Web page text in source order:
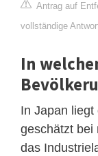
Antrag auf
vollständige
In
In Japan
geschätzt bei
das